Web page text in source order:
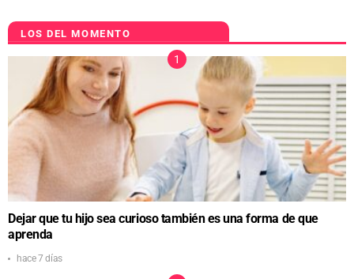
LOS DEL MOMENTO
Dejar que tu hijo sea curioso también es una forma de que
aprenda
hace 7 días